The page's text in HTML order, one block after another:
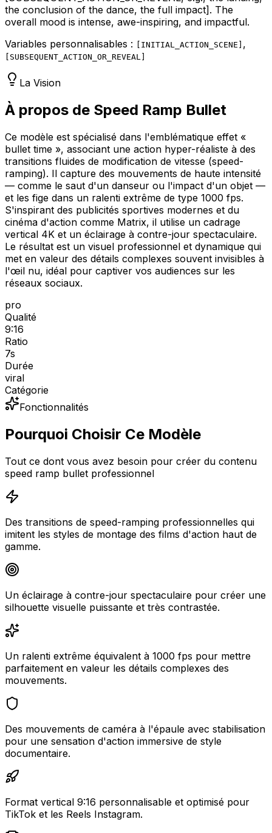
the conclusion of the dance, the full impact] . The
overall mood is intense, awe-inspiring, and impactful.
Variables personnalisables :
INITIAL_ACTION_SCENE ,
SUBSEQUENT_ACTION_OR_REVEAL
La Vision
À propos de Speed Ramp Bullet
Ce modèle est spécialisé dans l'emblématique effet «
bullet time », associant une action hyper-réaliste à des
transitions fluides de modification de vitesse (speed-
ramping). Il capture des mouvements de haute intensité
— comme le saut d'un danseur ou l'impact d'un objet —
et les fige dans un ralenti extrême de type 1000 fps.
S'inspirant des publicités sportives modernes et du
cinéma d'action comme Matrix, il utilise un cadrage
vertical 4K et un éclairage à contre-jour spectaculaire.
Le résultat est un visuel professionnel et dynamique qui
met en valeur des détails complexes souvent invisibles à
l'œil nu, idéal pour captiver vos audiences sur les
réseaux sociaux.
pro
Qualité
9:16
Ratio
7s
Durée
viral
Catégorie
Fonctionnalités
Pourquoi Choisir Ce Modèle
Tout ce dont vous avez besoin pour créer du contenu
speed ramp bullet professionnel
Des transitions de speed-ramping professionnelles qui
imitent les styles de montage des films d'action haut de
gamme.
Un éclairage à contre-jour spectaculaire pour créer une
silhouette visuelle puissante et très contrastée.
Un ralenti extrême équivalent à 1000 fps pour mettre
parfaitement en valeur les détails complexes des
mouvements.
Des mouvements de caméra à l'épaule avec stabilisation
pour une sensation d'action immersive de style
documentaire.
Format vertical 9:16 personnalisable et optimisé pour
TikTok et les Reels Instagram.